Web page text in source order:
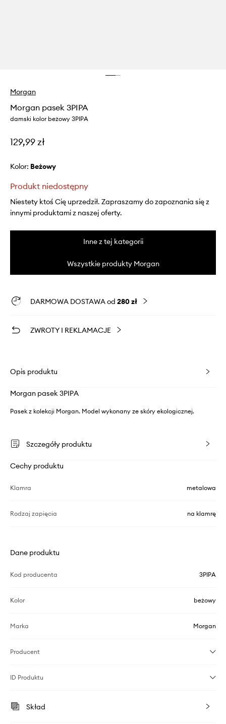
Morgan
Morgan pasek 3PIPA
damski kolor beżowy 3PIPA
129,99 zł
Kolor: beżowy
Produkt niedostępny
Niestety ktoś Cię uprzedził. Zapraszamy do zapoznania się z
innymi produktami z naszej oferty.
Inne z tej kategorii
Wszystkie produkty Morgan
DARMOWA DOSTAWA od 280 zł
ZWROTY I REKLAMACJE
Opis produktu
Morgan pasek 3PIPA
Pasek z kolekcji Morgan. Model wykonany ze skóry ekologicznej.
Szczegóły produktu
Cechy produktu
Klamra metalowa
Rodzaj zapięcia na klamrę
Dane produktu
Kod producenta 3PIPA
Kolor beżowy
Marka Morgan
Producent
ID Produktu
Skład